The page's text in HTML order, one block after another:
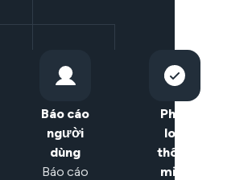
Báo cáo
người
dùng
Báo cáo
Phân
loại
thông
minh